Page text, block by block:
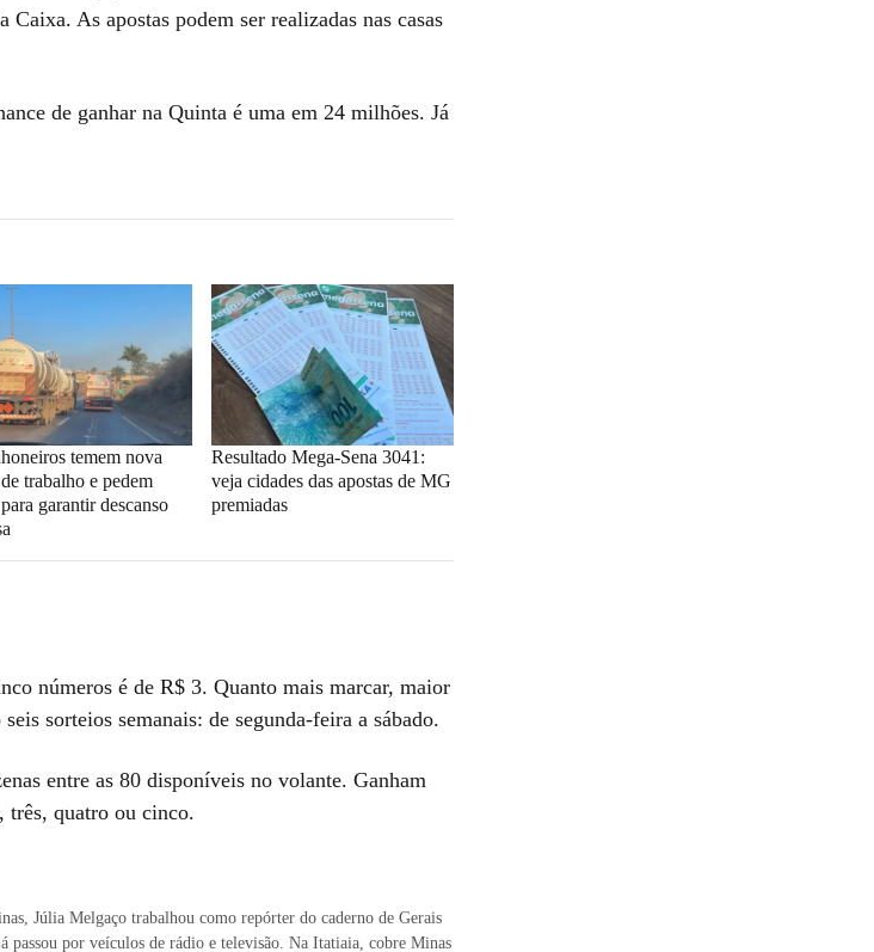
As apostas podem ser realizadas nas casas
de ganhar na Quinta é uma em 24 milhões. Já
temem nova
trabalho e pedem
garantir descanso
Resultado Mega-Sena 3041:
veja cidades das apostas de MG
premiadas
números é de R$ 3. Quanto mais marcar, maior
sorteios semanais: de segunda-feira a sábado.
entre as 80 disponíveis no volante. Ganham
três, quatro ou cinco.
Júlia Melgaço trabalhou como repórter do caderno de Gerais
passou por veículos de rádio e televisão. Na Itatiaia, cobre Minas